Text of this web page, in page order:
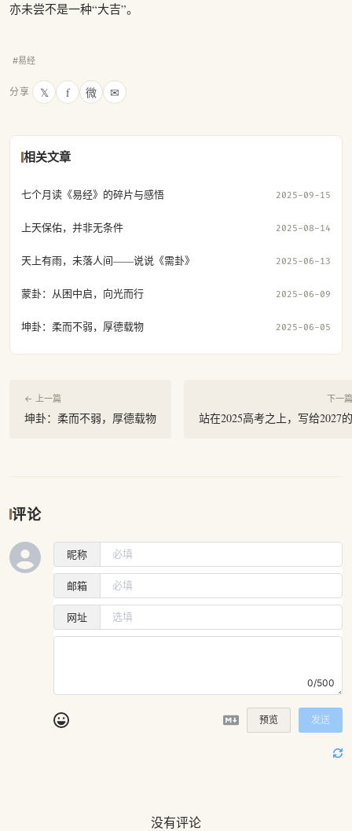
亦未尝不是一种“大吉”。
#易经
分享 𝕏 f 微 ✉
相关文章
七个月读《易经》的碎片与感悟 2025-09-15
上天保佑，并非无条件 2025-08-14
天上有雨，未落人间——说说《需卦》 2025-06-13
蒙卦：从困中启，向光而行 2025-06-09
坤卦：柔而不弱，厚德载物 2025-06-05
← 上一篇
坤卦：柔而不弱，厚德载物
下一
站在2025高考之上，写给2027
评论
昵称
邮箱
网址
0/500
预览 发送
没有评论